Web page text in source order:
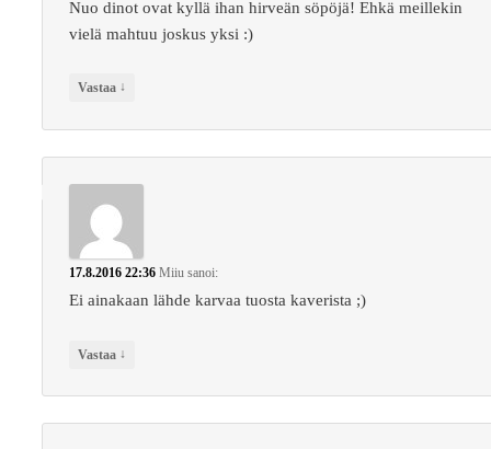
Nuo dinot ovat kyllä ihan hirveän söpöjä! Ehkä meillekin
vielä mahtuu joskus yksi :)
Vastaa ↓
17.8.2016 22:36 Miiu sanoi:
Ei ainakaan lähde karvaa tuosta kaverista ;)
Vastaa ↓